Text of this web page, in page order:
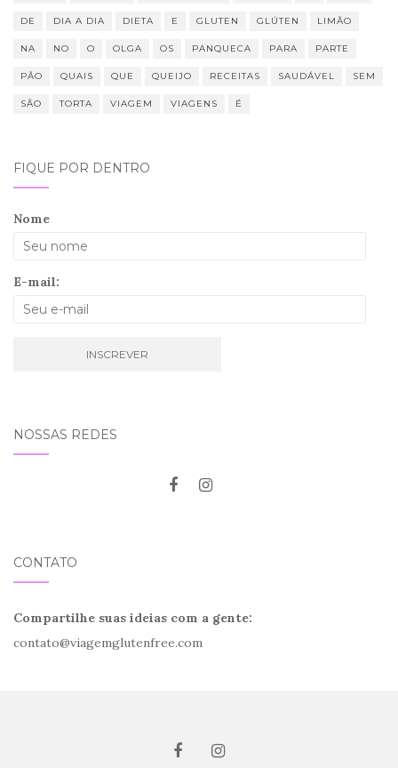
DE DIA A DIA DIETA E GLUTEN GLÚTEN LIMÃO
NA NO O OLGA OS PANQUECA PARA PARTE
PÃO QUAIS QUE QUEIJO RECEITAS SAUDÁVEL SEM
SÃO TORTA VIAGEM VIAGENS É
FIQUE POR DENTRO
Nome
E-mail:
NOSSAS REDES
CONTATO
Compartilhe suas ideias com a gente:
contato@viagemglutenfree.com